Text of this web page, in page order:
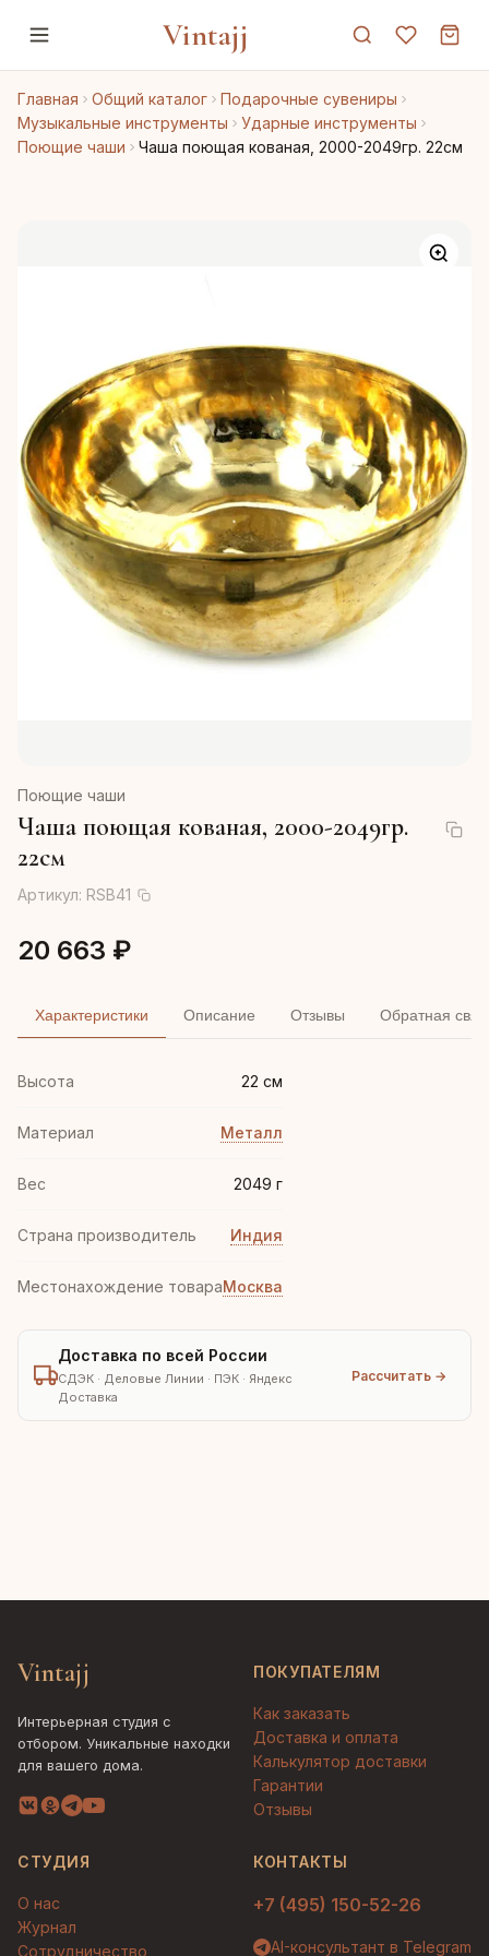
Vintajj
Главная Общий каталог
Подарочные сувениры
Музыкальные инструменты
Ударные инструменты
Поющие чаши
Чаша поющая кованая, 2000-2049гр. 22см
Поющие чаши
Чаша поющая кованая, 2000-2049гр.
22см
Артикул: RSB41
20 663 ₽
Характеристики Описание Отзывы Обратная
Высота 22 см
Материал Металл
Вес 2049 г
Страна производитель Индия
Местонахождение товараМосква
Доставка по всей России
СДЭК · Деловые Линии · ПЭК · Яндекс
Доставка
Рассчитать →
Vintajj
Интерьерная студия с
отбором. Уникальные находки
для вашего дома.
ПОКУПАТЕЛЯМ
Как заказать
Доставка и оплата
Калькулятор доставки
Гарантии
Отзывы
СТУДИЯ
О нас
Журнал
Сотрудничество
КОНТАКТЫ
+7 (495) 150-52-26
AI-консультант в Telegram